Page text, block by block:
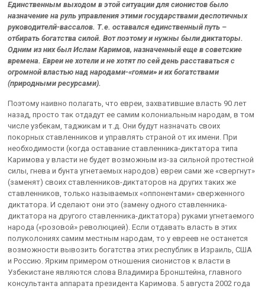
Единственным выходом в этой ситуации для сионистов было
назначение на руль управления этими государствами деспотичных
руководителй-вассалов. Т.е. оставался единственный путь –
отбирать богатства силой. Вот поэтому и нужны были диктаторы.
Одним из них был Ислам Каримов, назначенный еще в советские
времена. Евреи не хотели и не хотят по сей день расставаться с
огромной властью над народами-«гоями» и их богатствами
(природными ресурсами).
Поэтому наивно полагать, что евреи, захватившие власть 90 лет
назад, просто так отдадут ее самим колониальным народам, в том
числе узбекам, таджикам и т.д. Они будут назначать своих
покорных ставленников и управлять страной от их имени. При
необходимости (когда оставание ставленника-диктатора типа
Каримова у власти не будет возможным из-за сильной протестной
силы, гнева и бунта угнетаемых народов) евреи сами же «свергнут»
(заменят) своих ставленников-диктаторов на других таких же
ставленников, только называемых «оппонентами» сверженного
диктатора. И сделают они это (замену одного ставленника-
диктатора на другого ставленника-диктатора) руками угнетаемого
народа («розовой» революцией). Если отдавать власть в этих
полуколониях самим местным народам, то у евреев не останется
возможности вывозить богатства этих республик в Израиль, США
и Россию. Ярким примером отношения сионистов к власти в
Узбекистане являются слова Владимира Бронштейна, главного
консультанта аппарата президента Каримова. 5 августа 2002 года